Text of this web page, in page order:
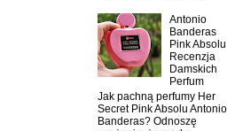
Antonio
Banderas
Pink Absolu
Recenzja
Damskich
Perfum
Jak pachną perfumy Her
Secret Pink Absolu Antonio
Banderas? Odnoszę